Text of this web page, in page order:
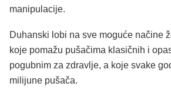
manipulacije.
Duhanski lobi na sve moguće načine
koje pomažu pušačima klasičnih i
pogubnim za zdravlje, a koje svake
milijune pušača.